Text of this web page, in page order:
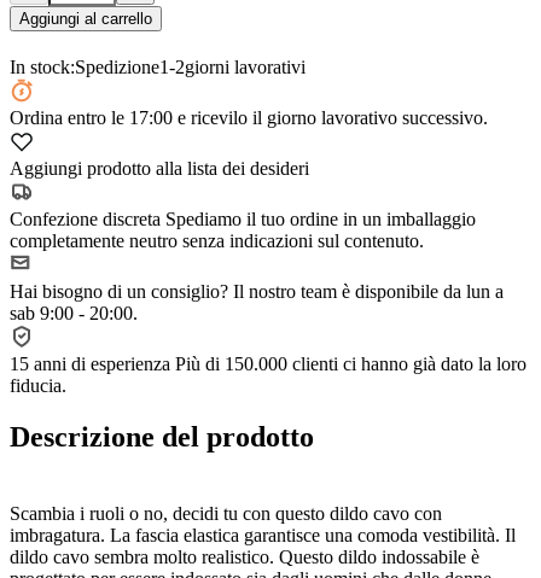
Aggiungi al carrello
In stock:Spedizione1-2giorni lavorativi
Ordina entro le 17:00 e ricevilo il giorno lavorativo successivo.
Aggiungi prodotto alla lista dei desideri
Confezione discreta Spediamo il tuo ordine in un imballaggio
completamente neutro senza indicazioni sul contenuto.
Hai bisogno di un consiglio? Il nostro team è disponibile da lun a
sab 9:00 - 20:00.
15 anni di esperienza Più di 150.000 clienti ci hanno già dato la loro
fiducia.
Descrizione del prodotto
Scambia i ruoli o no, decidi tu con questo dildo cavo con
imbragatura. La fascia elastica garantisce una comoda vestibilità. Il
dildo cavo sembra molto realistico. Questo dildo indossabile è